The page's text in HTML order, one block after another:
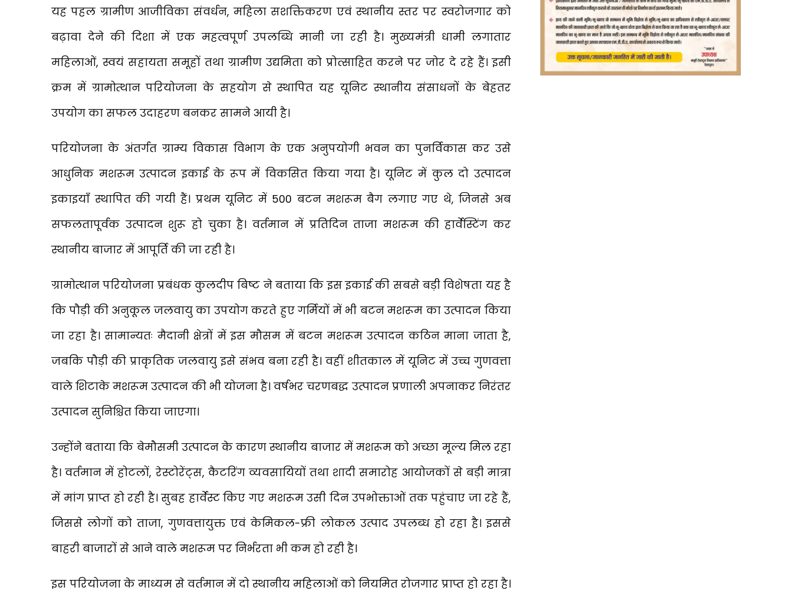
यह पहल ग्रामीण आजीविका संवर्धन, महिला सशक्तिकरण एवं स्थानीय स्तर पर स्वरोजगार को
बढ़ावा देने की दिशा में एक महत्वपूर्ण उपलब्धि मानी जा रही है। मुख्यमंत्री धामी लगातार
महिलाओं, स्वयं सहायता समूहों तथा ग्रामीण उद्यमिता को प्रोत्साहित करने पर जोर दे रहे हैं। इसी
क्रम में ग्रामोत्थान परियोजना के सहयोग से स्थापित यह यूनिट स्थानीय संसाधनों के बेहतर
उपयोग का सफल उदाहरण बनकर सामने आयी है।
परियोजना के अंतर्गत ग्राम्य विकास विभाग के एक अनुपयोगी भवन का पुनर्विकास कर उसे
आधुनिक मशरूम उत्पादन इकाई के रूप में विकसित किया गया है। यूनिट में कुल दो उत्पादन
इकाइयाँ स्थापित की गयी हैं। प्रथम यूनिट में 500 बटन मशरूम बैग लगाए गए थे, जिनसे अब
सफलतापूर्वक उत्पादन शुरू हो चुका है। वर्तमान में प्रतिदिन ताजा मशरूम की हार्वेस्टिंग कर
स्थानीय बाजार में आपूर्ति की जा रही है।
ग्रामोत्थान परियोजना प्रबंधक कुलदीप बिष्ट ने बताया कि इस इकाई की सबसे बड़ी विशेषता यह है
कि पौड़ी की अनुकूल जलवायु का उपयोग करते हुए गर्मियों में भी बटन मशरूम का उत्पादन किया
जा रहा है। सामान्यतः मैदानी क्षेत्रों में इस मौसम में बटन मशरूम उत्पादन कठिन माना जाता है,
जबकि पौड़ी की प्राकृतिक जलवायु इसे संभव बना रही है। वहीं शीतकाल में यूनिट में उच्च गुणवत्ता
वाले शिटाके मशरूम उत्पादन की भी योजना है। वर्षभर चरणबद्ध उत्पादन प्रणाली अपनाकर निरंतर
उत्पादन सुनिश्चित किया जाएगा।
उन्होंने बताया कि बेमौसमी उत्पादन के कारण स्थानीय बाजार में मशरूम को अच्छा मूल्य मिल रहा
है। वर्तमान में होटलों, रेस्टोरेंट्स, कैटरिंग व्यवसायियों तथा शादी समारोह आयोजकों से बड़ी मात्रा
में मांग प्राप्त हो रही है। सुबह हार्वेस्ट किए गए मशरूम उसी दिन उपभोक्ताओं तक पहुंचाए जा रहे हैं,
जिससे लोगों को ताजा, गुणवत्तायुक्त एवं केमिकल-फ्री लोकल उत्पाद उपलब्ध हो रहा है। इससे
बाहरी बाजारों से आने वाले मशरूम पर निर्भरता भी कम हो रही है।
इस परियोजना के माध्यम से वर्तमान में दो स्थानीय महिलाओं को नियमित रोजगार प्राप्त हो रहा है।